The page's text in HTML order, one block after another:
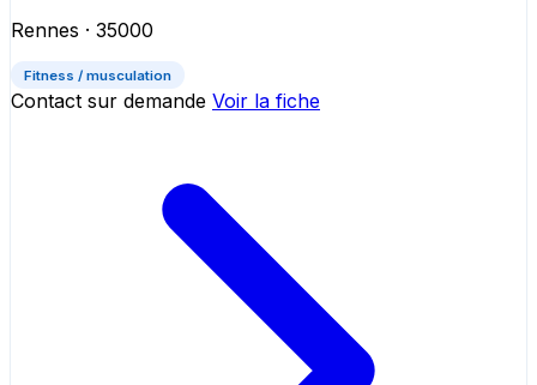
Rennes · 35000
Fitness / musculation
Contact sur demande Voir la fiche